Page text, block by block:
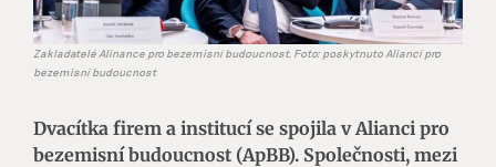
Zakladatelé Alinance pro bezemisní budoucnost. Foto: poskytnuto Aliancí pro
bezemisní budoucnost
Dvacítka firem a institucí se spojila v Alianci pro
bezemisní budoucnost (ApBB). Společnosti, mezi